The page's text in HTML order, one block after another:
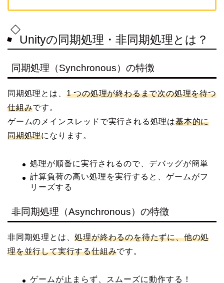
Unityの同期処理・非同期処理とは？
同期処理（Synchronous）の特徴
同期処理とは、 1 つの処理が終わるまで次の処理を待つ
仕組みです。
ゲームのメインスレッドで実行される処理は基本的に
同期処理になります。
処理が順番に実行されるので、デバッグが簡単
計算負荷の高い処理を実行すると、ゲームがフ
リーズする
非同期処理（Asynchronous）の特徴
非同期処理とは、処理が終わるのを待たずに、他の処
理を並行して実行する仕組みです。
ゲームが止まらず、スムーズに動作する！